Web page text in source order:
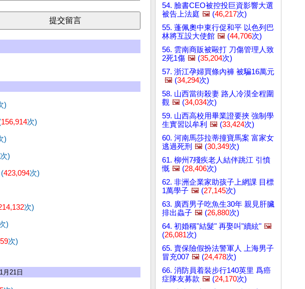
)
156,914次)
)
次)
(423,094次)
次)
)
次)
月21日
54. 臉書CEO被控投巨資影響大選
被告上法庭 🖼️ (46,217次)
55. 蓬佩奧中東行促和平 以色列巴
林將互設大使館 🖼️ (44,706次)
56. 雲南商販被毆打 刀傷管理人致
2死1傷 🖼️ (35,204次)
57. 浙江孕婦買條內褲 被騙16萬元
🖼️ (34,294次)
58. 山西當街殺妻 路人冷漠全程圍
觀 🖼️ (34,034次)
59. 山西高校用畢業證要挾 強制學
生實習以牟利 🖼️ (33,424次)
60. 河南馬莎拉蒂撞寶馬案 富家女
逃過死刑 🖼️ (30,349次)
61. 柳州7殘疾老人結伴跳江 引憤
慨 🖼️ (28,406次)
62. 非洲企業家助孩子上網課 目標
1萬學子 🖼️ (27,145次)
63. 廣西男子吃魚生30年 親見肝臟
排出蟲子 🖼️ (26,880次)
64. 初婚稱"結髮" 再娶叫"續絃" 🖼️
(26,081次)
65. 賣保險假扮法警軍人 上海男子
冒充007 🖼️ (24,478次)
66. 消防員着裝步行140英里 爲癌
症隊友募款 🖼️ (24,170次)